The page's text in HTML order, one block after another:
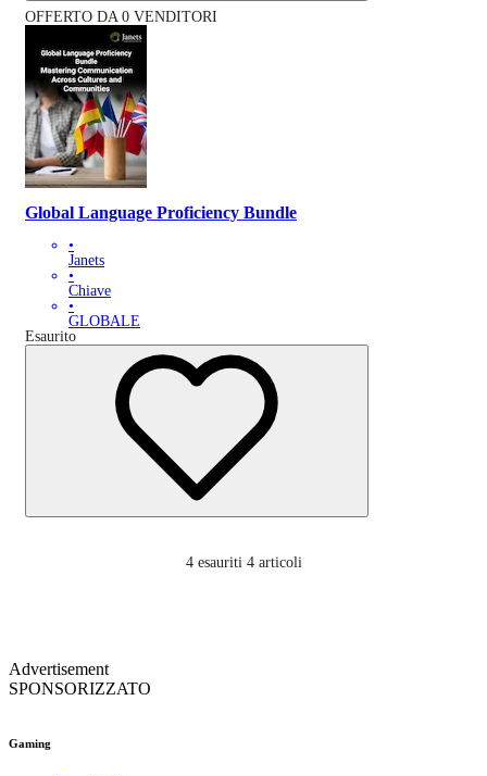
OFFERTO DA 0 VENDITORI
Global Language Proficiency Bundle
•
Janets
•
Chiave
•
GLOBALE
Esaurito
4 esauriti 4 articoli
Advertisement
SPONSORIZZATO
Gaming